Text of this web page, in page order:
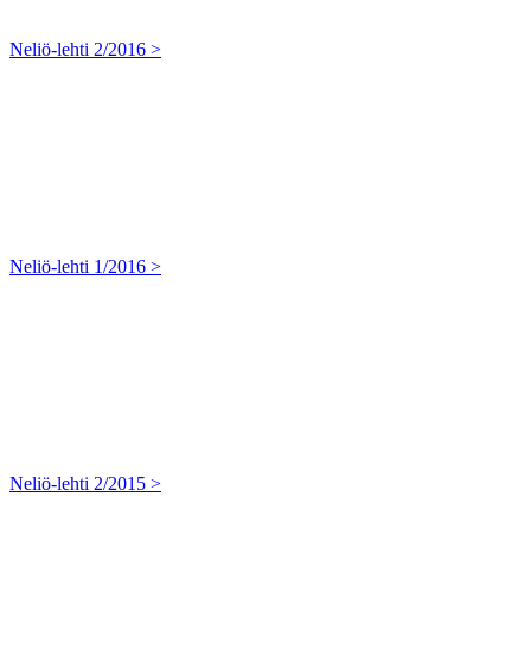
Neliö-lehti 2/2016 >
Neliö-lehti 1/2016 >
Neliö-lehti 2/2015 >